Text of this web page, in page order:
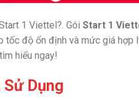
1 Viettel?. Gói Start 1
tốc độ ổn định và mức giá
hiểu ngay!
Dụng